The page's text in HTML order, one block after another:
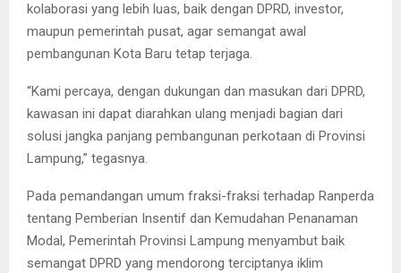
kolaborasi yang lebih luas, baik dengan DPRD, investor,
maupun pemerintah pusat, agar semangat awal
pembangunan Kota Baru tetap terjaga.
“Kami percaya, dengan dukungan dan masukan dari DPRD,
kawasan ini dapat diarahkan ulang menjadi bagian dari
solusi jangka panjang pembangunan perkotaan di Provinsi
Lampung,” tegasnya.
Pada pemandangan umum fraksi-fraksi terhadap Ranperda
tentang Pemberian Insentif dan Kemudahan Penanaman
Modal, Pemerintah Provinsi Lampung menyambut baik
semangat DPRD yang mendorong terciptanya iklim